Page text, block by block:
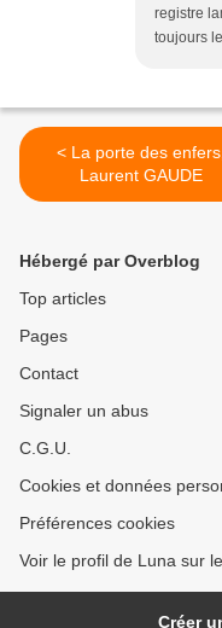
registre
toujours
< La porte des enfers,
Laurent GAUDE
Hébergé par Overblog
Top articles
Pages
Contact
Signaler un abus
C.G.U.
Cookies et données
Préférences cookies
Voir le profil de Luna sur
Créer